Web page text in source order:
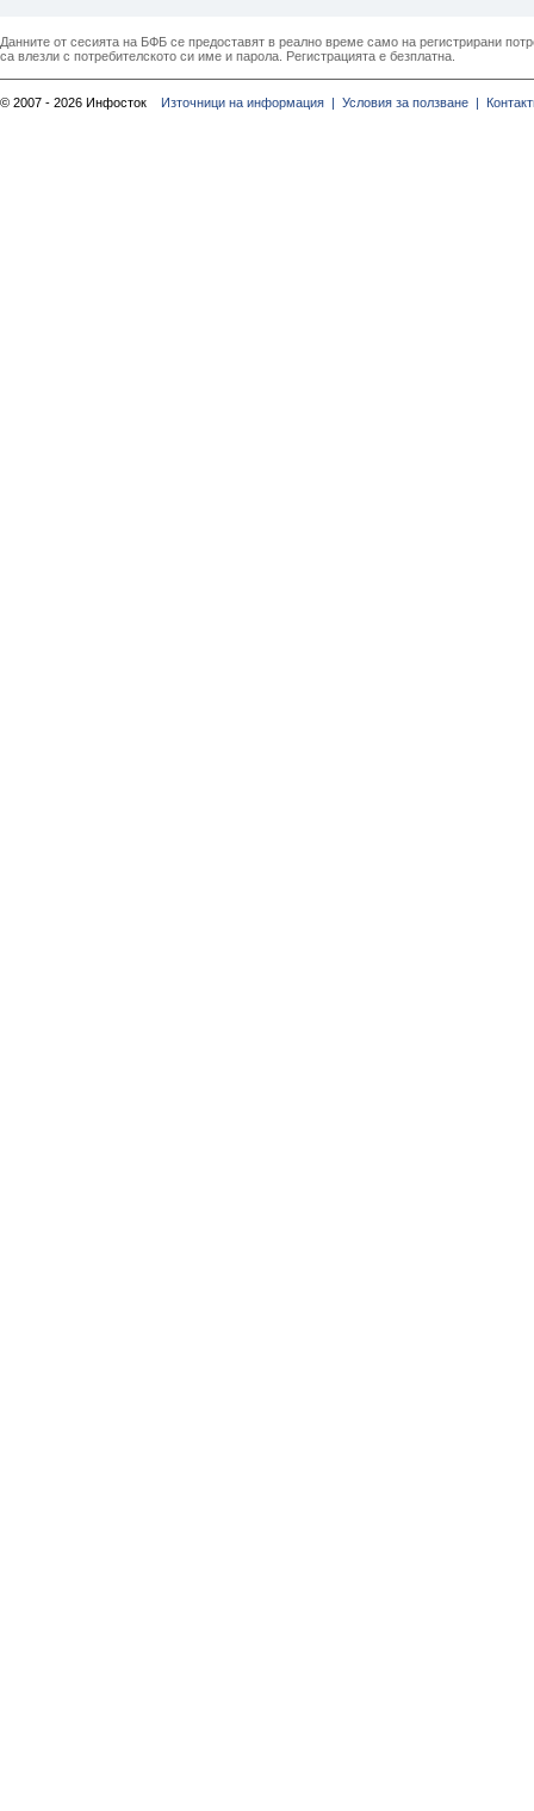
Данните от сесията на БФБ се предоставят в реално време само на регистрирани
са влезли с потребителското си име и парола. Регистрацията е безплатна.
© 2007 - 2026 Инфосток Източници на информация | Условия за ползване |